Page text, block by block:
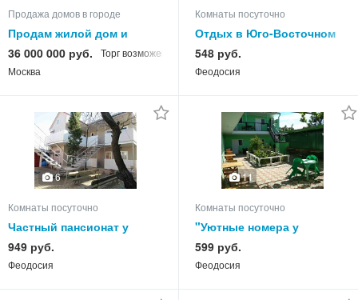
Продажа домов в городе
Продам жилой дом и
пансионат в Феодосии
36 000 000 руб.
Торг возможен
Москва
Комнаты посуточно
Отдых в Юго-Восточном
Крыму на -2026 год
548 руб.
Феодосия
6
Комнаты посуточно
Частный пансионат у
Нины Коктебель на -2026
год
949 руб.
Феодосия
11
Комнаты посуточно
"Уютные номера у
Сильвии" на Степной в
Феодосии 2026 год
599 руб.
Феодосия